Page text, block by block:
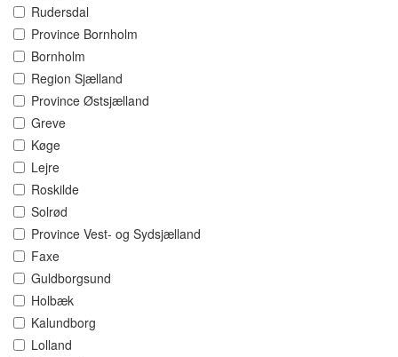
Rudersdal
Province Bornholm
Bornholm
Region Sjælland
Province Østsjælland
Greve
Køge
Lejre
Roskilde
Solrød
Province Vest- og Sydsjælland
Faxe
Guldborgsund
Holbæk
Kalundborg
Lolland